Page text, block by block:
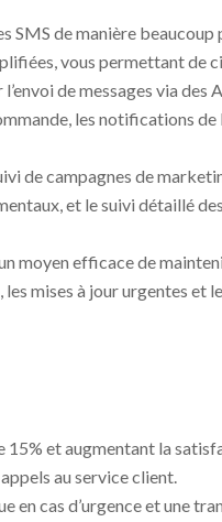
de manière beaucoup
vous permettant de
de messages via
les notifications
de campagnes de
et le suivi détaillé
moyen efficace de
mises à jour urgentes et
15% et augmentant la
au service client.
cas d’urgence et une